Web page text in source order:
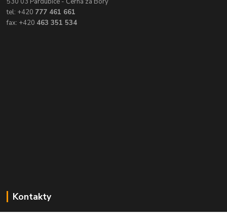
tel: +420 777 461 661
fax: +420 463 351 534
Kontakty